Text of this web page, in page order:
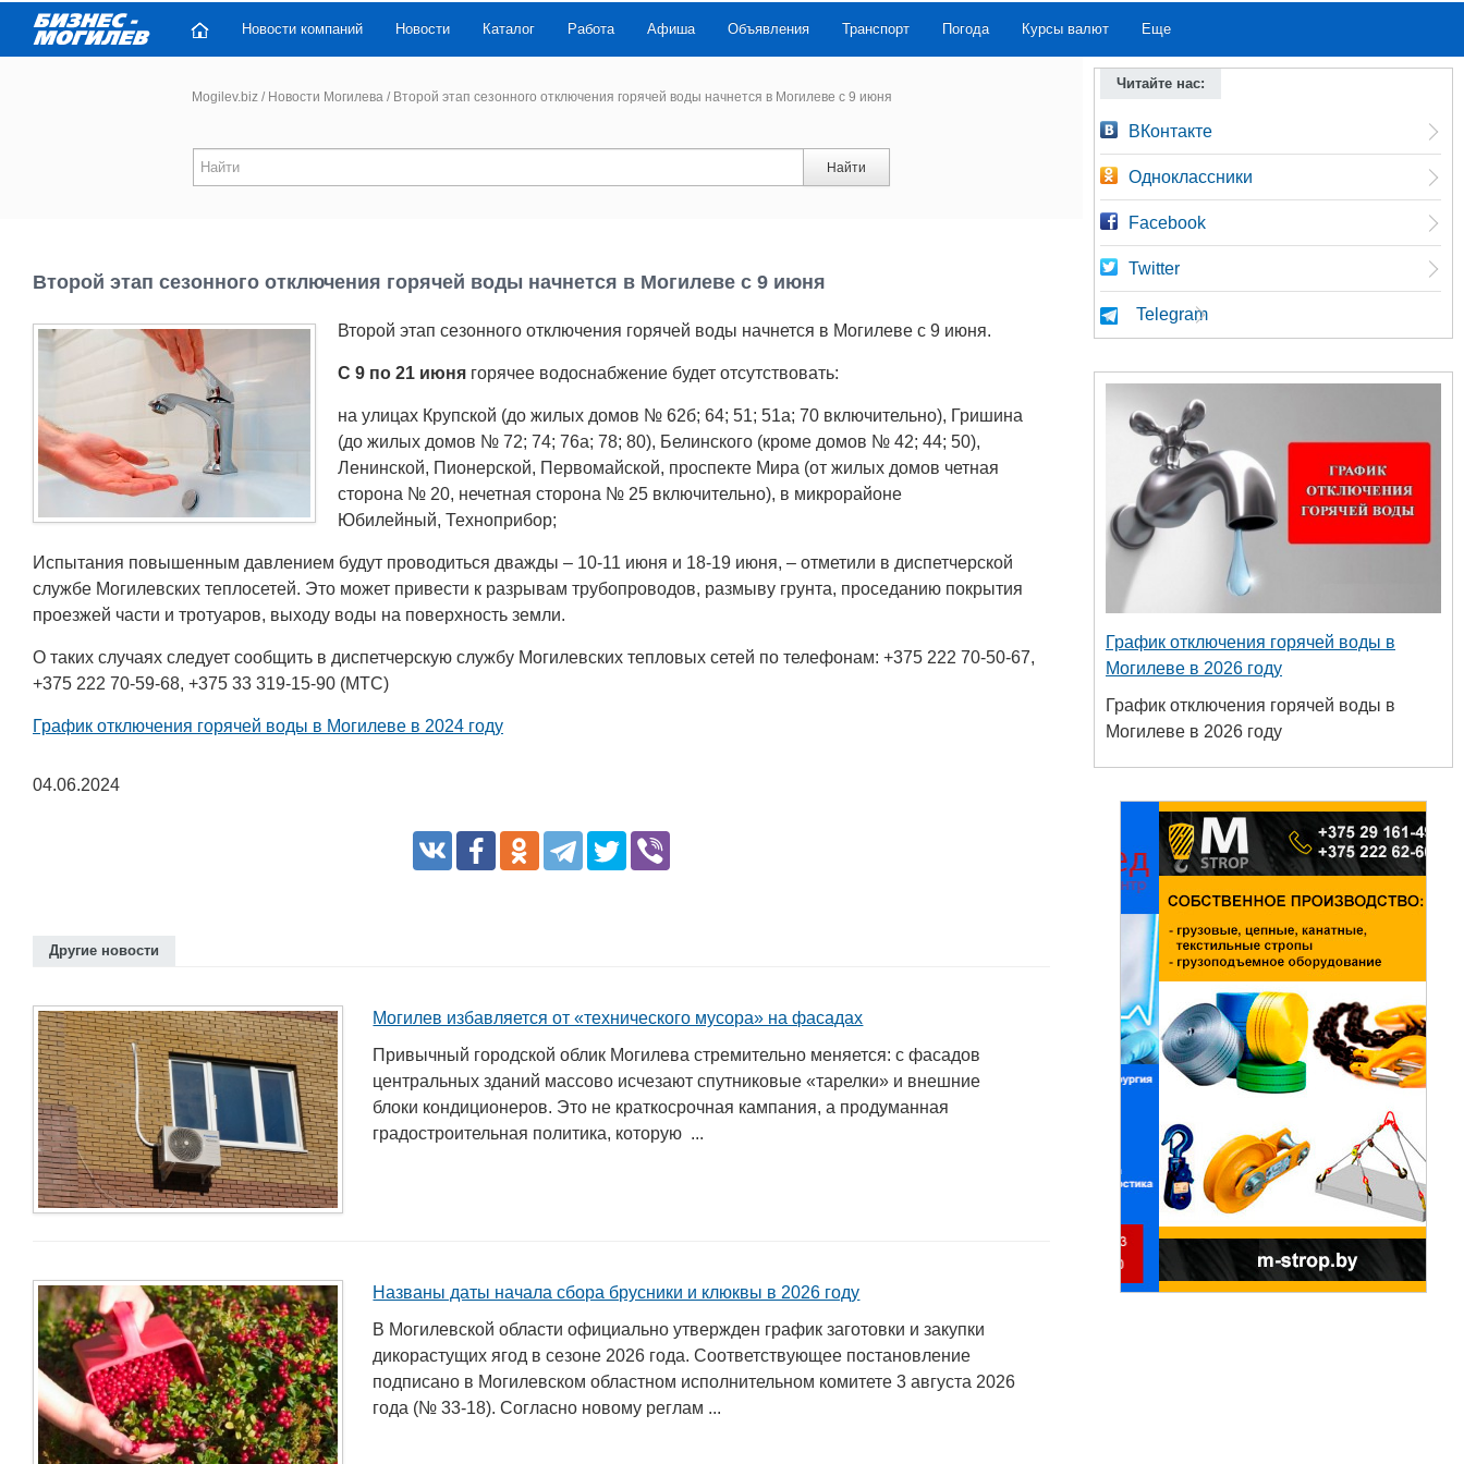
Новости компаний Новости Каталог Работа Афиша Объявления Транспорт Погода Курсы валют Еще
Mogilev.biz / Новости Могилева /Второй этап сезонного отключения горячей воды начнется в Могилеве с 9 июня
Найти
Второй этап сезонного отключения горячей воды начнется в Могилеве с 9 июня
Второй этап сезонного отключения горячей воды начнется в Могилеве с 9 июня.
С 9 по 21 июня горячее водоснабжение будет отсутствовать:
на улицах Крупской (до жилых домов № 62б; 64; 51; 51а; 70 включительно), Гришина
(до жилых домов № 72; 74; 76а; 78; 80), Белинского (кроме домов № 42; 44; 50),
Ленинской, Пионерской, Первомайской, проспекте Мира (от жилых домов четная
сторона № 20, нечетная сторона № 25 включительно), в микрорайоне
Юбилейный, Техноприбор;
Испытания повышенным давлением будут проводиться дважды – 10-11 июня и 18-19 июня, – отметили в диспетчерской
службе Могилевских теплосетей. Это может привести к разрывам трубопроводов, размыву грунта, проседанию покрытия
проезжей части и тротуаров, выходу воды на поверхность земли.
О таких случаях следует сообщить в диспетчерскую службу Могилевских тепловых сетей по телефонам: +375 222 70-50-67,
+375 222 70-59-68, +375 33 319-15-90 (МТС)
График отключения горячей воды в Могилеве в 2024 году
04.06.2024
Другие новости
Могилев избавляется от «технического мусора» на фасадах
Привычный городской облик Могилева стремительно меняется: с фасадов
центральных зданий массово исчезают спутниковые «тарелки» и внешние
блоки кондиционеров. Это не краткосрочная кампания, а продуманная
градостроительная политика, которую ...
Названы даты начала сбора брусники и клюквы в 2026 году
В Могилевской области официально утвержден график заготовки и закупки
дикорастущих ягод в сезоне 2026 года. Соответствующее постановление
подписано в Могилевском областном исполнительном комитете 3 августа 2026
года (№ 33-18). Согласно новому реглам ...
Читайте нас:
ВКонтакте
Одноклассники
Facebook
Twitter
Telegram
График отключения горячей воды в
Могилеве в 2026 году
График отключения горячей воды в
Могилеве в 2026 году
Белорусский государственный
университет пищевых и
химических технологий